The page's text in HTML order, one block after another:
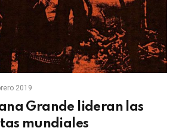
2019
Grande lideran las
mundiales